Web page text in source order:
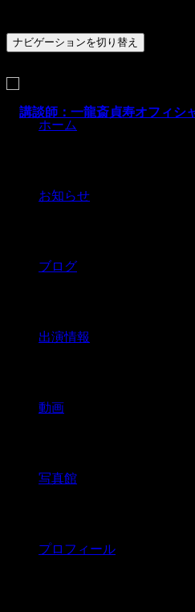
ナビゲーションを切り替え
ホーム
お知らせ
ブログ
出演情報
動画
写真館
プロフィール